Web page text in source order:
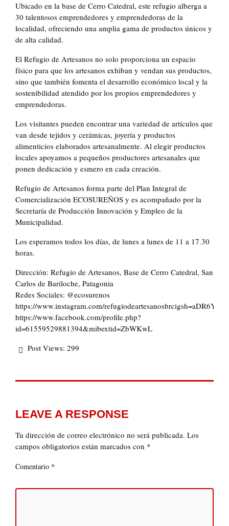
Ubicado en la base de Cerro Catedral, este refugio alberga a
30 talentosos emprendedores y emprendedoras de la
localidad, ofreciendo una amplia gama de productos únicos y
de alta calidad.
El Refugio de Artesanos no solo proporciona un espacio
físico para que los artesanos exhiban y vendan sus productos,
sino que también fomenta el desarrollo económico local y la
sostenibilidad atendido por los propios emprendedores y
emprendedoras.
Los visitantes pueden encontrar una variedad de artículos que
van desde tejidos y cerámicas, joyería y productos
alimenticios elaborados artesanalmente. Al elegir productos
locales apoyamos a pequeños productores artesanales que
ponen dedicación y esmero en cada creación.
Refugio de Artesanos forma parte del Plan Integral de
Comercialización ECOSUREÑOS y es acompañado por la
Secretaría de Producción Innovación y Empleo de la
Municipalidad.
Los esperamos todos los días, de lunes a lunes de 11 a 17.30
horas.
Dirección: Refugio de Artesanos, Base de Cerro Catedral, San
Carlos de Bariloche, Patagonia
Redes Sociales: @ecosurenos
https://www.instagram.com/
https://www.facebook.com/profile.php?
id=61559529881394&mibextid=ZbWKwL
Post Views: 299
LEAVE A RESPONSE
Tu dirección de correo electrónico no será publicada. Los
campos obligatorios están marcados con *
Comentario *